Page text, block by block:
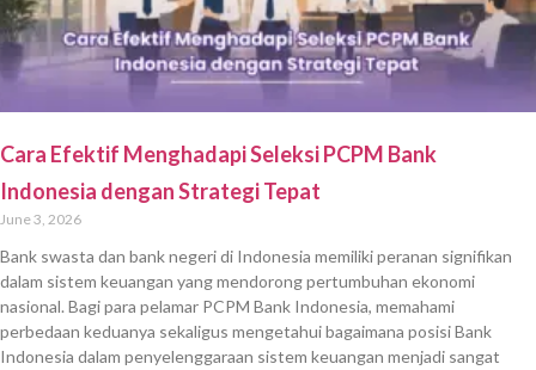
Cara Efektif Menghadapi Seleksi PCPM Bank
Indonesia dengan Strategi Tepat
June 3, 2026
Bank swasta dan bank negeri di Indonesia memiliki peranan signifikan
dalam sistem keuangan yang mendorong pertumbuhan ekonomi
nasional. Bagi para pelamar PCPM Bank Indonesia, memahami
perbedaan keduanya sekaligus mengetahui bagaimana posisi Bank
Indonesia dalam penyelenggaraan sistem keuangan menjadi sangat